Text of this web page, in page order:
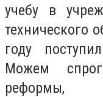
учебу в
технического
году
Можем